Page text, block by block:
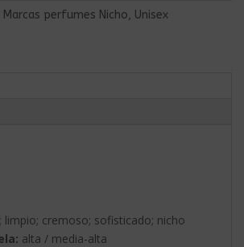
Marcas perfumes Nicho, Unisex
limpio; cremoso; sofisticado; nicho
alta / media-alta